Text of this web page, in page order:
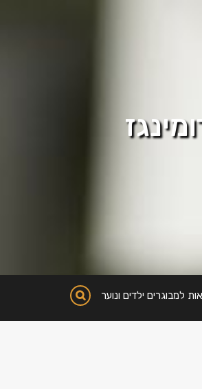
למבוגרים ילדים ונוער